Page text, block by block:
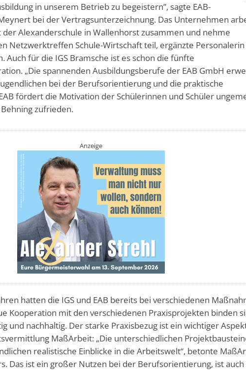
in unserem Betrieb zu begeistern”, sagte EAB-
bei der Vertragsunterzeichnung. Das Unternehmen
Alexanderschule in Wallenhorst zusammen und nehme
Netzwerktreffen Schule-Wirtschaft teil, ergänzte Personalerin
Auch für die IGS Bramsche ist es schon die fünfte
„Die spannenden Ausbildungsberufe der EAB GmbH
bei der Berufsorientierung und die praktische
fördert die Motivation der Schülerinnen und Schüler
zufrieden.
Anzeige
hatten die IGS und EAB bereits bei verschiedenen
Kooperation mit den verschiedenen Praxisprojekten binden
und nachhaltig. Der starke Praxisbezug ist ein wichtiger
MaßArbeit: „Die unterschiedlichen
realistische Einblicke in die Arbeitswelt“, betonte
Das ist ein großer Nutzen bei der Berufsorientierung, ist auch